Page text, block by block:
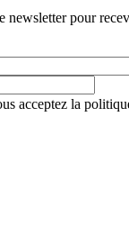
newsletter pour
acceptez la